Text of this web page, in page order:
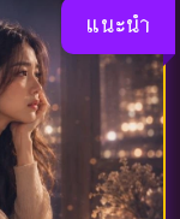
แนะนำ